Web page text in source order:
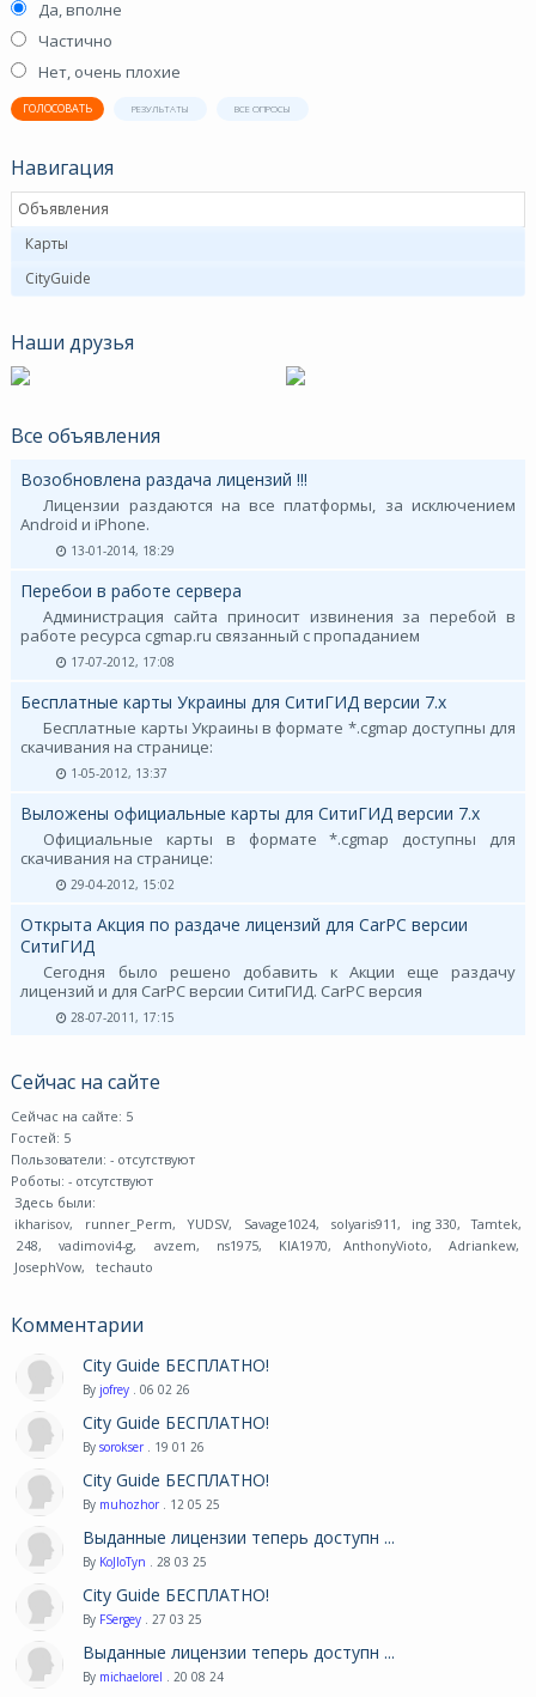
Да, вполне
Частично
Нет, очень плохие
ГОЛОСОВАТЬ РЕЗУЛЬТАТЫ ВСЕ ОПРОСЫ
Навигация
Объявления
Карты
CityGuide
Наши друзья
Все объявления
Возобновлена раздача лицензий !!!
Лицензии раздаются на все платформы, за исключением
Android и iPhone.
13-01-2014, 18:29
Перебои в работе сервера
Администрация сайта приносит извинения за перебой в
работе ресурса cgmap.ru связанный с пропаданием
17-07-2012, 17:08
Бесплатные карты Украины для СитиГИД версии 7.х
Бесплатные карты Украины в формате *.cgmap доступны для
скачивания на странице:
1-05-2012, 13:37
Выложены официальные карты для СитиГИД версии 7.х
Официальные карты в формате *.cgmap доступны для
скачивания на странице:
29-04-2012, 15:02
Открыта Акция по раздаче лицензий для CarPC версии
СитиГИД
Сегодня было решено добавить к Акции еще раздачу
лицензий и для CarPC версии СитиГИД. CarPC версия
28-07-2011, 17:15
Сейчас на сайте
Сейчас на сайте: 5
Гостей: 5
Пользователи: - отсутствуют
Роботы: - отсутствуют
Здесь были:
ikharisov, runner_Perm, YUDSV, Savage1024, solyaris911, ing 330, Tamtek,
248, vadimovi4-g, avzem, ns1975, KIA1970, AnthonyVioto, Adriankew,
JosephVow, techauto
Комментарии
City Guide БЕСПЛАТНО!
By jofrey . 06 02 26
City Guide БЕСПЛАТНО!
By sorokser . 19 01 26
City Guide БЕСПЛАТНО!
By muhozhor . 12 05 25
Выданные лицензии теперь доступн ...
By KoJIoTyn . 28 03 25
City Guide БЕСПЛАТНО!
By FSergey . 27 03 25
Выданные лицензии теперь доступн ...
By michaelorel . 20 08 24